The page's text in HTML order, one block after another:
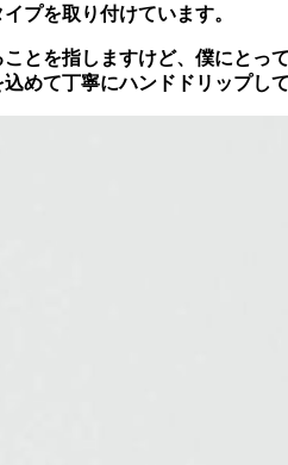
プを取り付けています。
とを指しますけど、僕にと
めて丁寧にハンドドリップして